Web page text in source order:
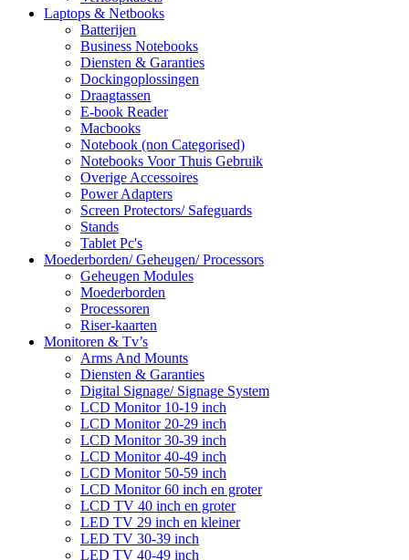
Laptops & Netbooks
Batterijen
Business Notebooks
Diensten & Garanties
Dockingoplossingen
Draagtassen
E-book Reader
Macbooks
Notebook (non Categorised)
Notebooks Voor Thuis Gebruik
Overige Accessoires
Power Adapters
Screen Protectors/ Safeguards
Stands
Tablet Pc's
Moederborden/ Geheugen/ Processors
Geheugen Modules
Moederborden
Processoren
Riser-kaarten
Monitoren & Tv’s
Arms And Mounts
Diensten & Garanties
Digital Signage/ Signage System
LCD Monitor 10-19 inch
LCD Monitor 20-29 inch
LCD Monitor 30-39 inch
LCD Monitor 40-49 inch
LCD Monitor 50-59 inch
LCD Monitor 60 inch en groter
LCD TV 40 inch en groter
LED TV 29 inch en kleiner
LED TV 30-39 inch
LED TV 40-49 inch